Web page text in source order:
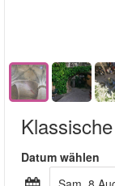
Datum wählen